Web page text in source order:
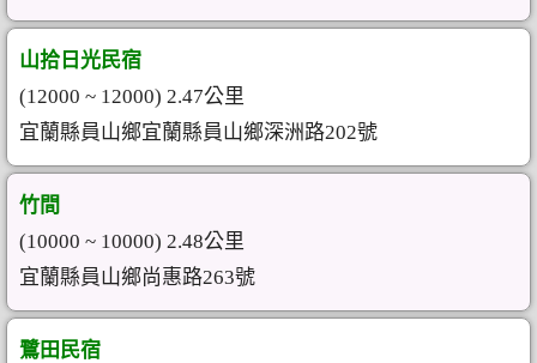
山拾日光民宿
(12000 ~ 12000) 2.47公里
宜蘭縣員山鄉宜蘭縣員山鄉深洲路202號
竹間
(10000 ~ 10000) 2.48公里
宜蘭縣員山鄉尚惠路263號
鷺田民宿